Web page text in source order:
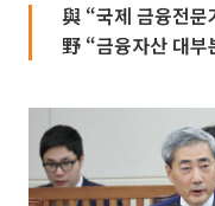
與 “국제 금융전
野 “금융자산 대